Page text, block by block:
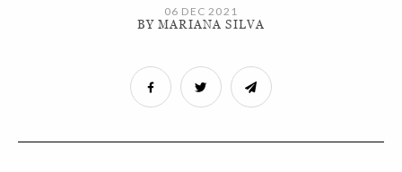
06 DEC 2021
BY MARIANA SILVA